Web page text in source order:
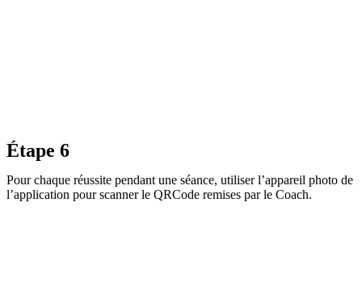
Étape 6
Pour chaque réussite pendant une séance, utiliser l’appareil photo de
l’application pour scanner le QRCode remises par le Coach.